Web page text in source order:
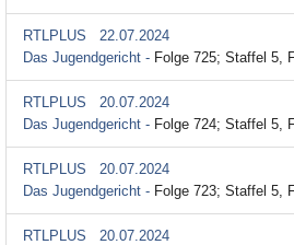
RTLPLUS
22.07.2024
Das Jugendgericht - Folge 725; Staffel 5,
RTLPLUS
20.07.2024
Das Jugendgericht - Folge 724; Staffel 5,
RTLPLUS
20.07.2024
Das Jugendgericht - Folge 723; Staffel 5,
RTLPLUS
20.07.2024